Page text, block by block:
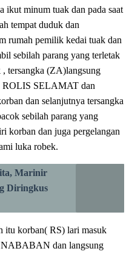
minum tuak dan pada saat
tempat duduk dan
rumah pemilik kedai tuak dan
sebilah parang yang terletak
tersangka (ZA)langsung
ROLIS SELAMAT dan
dan selanjutnya tersangka
sebilah parang yang
korban dan juga pergelangan
luka robek.
Marinir
Diringkus
itu korban( RS) lari masuk
dan langsung